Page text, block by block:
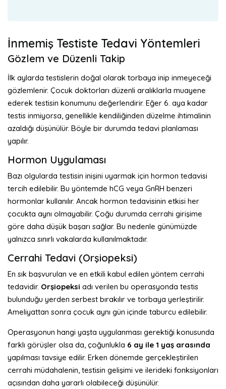
İnmemiş Testiste Tedavi Yöntemleri
Gözlem ve Düzenli Takip
İlk aylarda testislerin doğal olarak torbaya inip inmeyeceği
gözlemlenir. Çocuk doktorları düzenli aralıklarla muayene
ederek testisin konumunu değerlendirir. Eğer 6. aya kadar
testis inmiyorsa, genellikle kendiliğinden düzelme ihtimalinin
azaldığı düşünülür. Böyle bir durumda tedavi planlaması
yapılır.
Hormon Uygulaması
Bazı olgularda testisin inişini uyarmak için hormon tedavisi
tercih edilebilir. Bu yöntemde hCG veya GnRH benzeri
hormonlar kullanılır. Ancak hormon tedavisinin etkisi her
çocukta aynı olmayabilir. Çoğu durumda cerrahi girişime
göre daha düşük başarı sağlar. Bu nedenle günümüzde
yalnızca sınırlı vakalarda kullanılmaktadır.
Cerrahi Tedavi (Orşiopeksi)
En sık başvurulan ve en etkili kabul edilen yöntem cerrahi
tedavidir. Orşiopeksi adı verilen bu operasyonda testis
bulunduğu yerden serbest bırakılır ve torbaya yerleştirilir.
Ameliyattan sonra çocuk aynı gün içinde taburcu edilebilir.
Operasyonun hangi yaşta uygulanması gerektiği konusunda
farklı görüşler olsa da, çoğunlukla 6 ay ile 1 yaş arasında
yapılması tavsiye edilir. Erken dönemde gerçekleştirilen
cerrahi müdahalenin, testisin gelişimi ve ilerideki fonksiyonları
açısından daha yararlı olabileceği düşünülür.